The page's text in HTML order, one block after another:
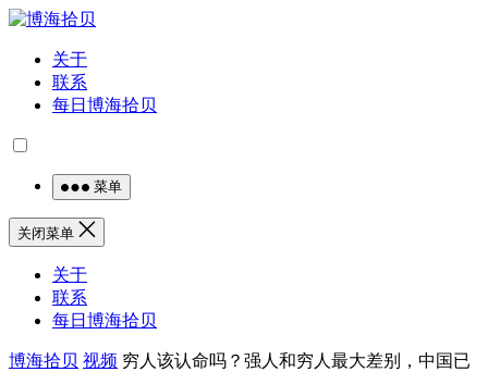
关于
联系
每日博海拾贝
菜单
关闭菜单
关于
联系
每日博海拾贝
博海拾贝 视频 穷人该认命吗？强人和穷人最大差别，中国已